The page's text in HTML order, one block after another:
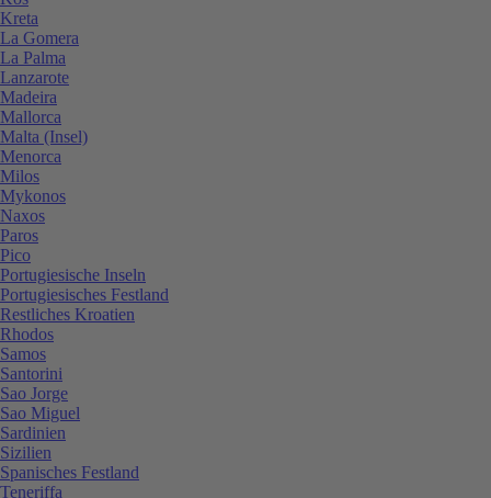
Kreta
La Gomera
La Palma
Lanzarote
Madeira
Mallorca
Malta (Insel)
Menorca
Milos
Mykonos
Naxos
Paros
Pico
Portugiesische Inseln
Portugiesisches Festland
Restliches Kroatien
Rhodos
Samos
Santorini
Sao Jorge
Sao Miguel
Sardinien
Sizilien
Spanisches Festland
Teneriffa